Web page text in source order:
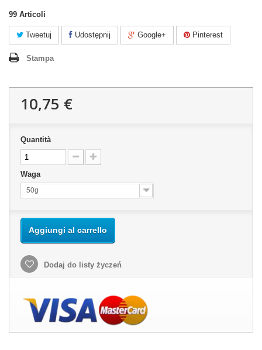
99 Articoli
Tweetuj Udostępnij Google+ Pinterest
Stampa
10,75 €
Quantità
Waga
50g
Aggiungi al carrello
Dodaj do listy życzeń